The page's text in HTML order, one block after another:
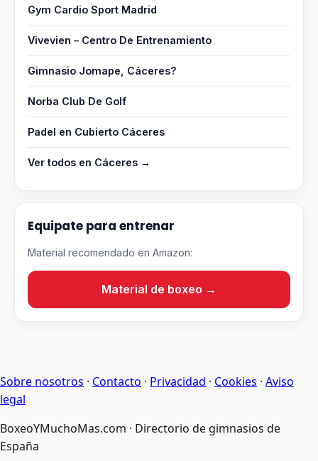
Gym Cardio Sport Madrid
Vivevien – Centro De Entrenamiento
Gimnasio Jomape, Cáceres?
Norba Club De Golf
Padel en Cubierto Cáceres
Ver todos en Cáceres →
Equipate para entrenar
Material recomendado en Amazon:
Material de boxeo →
Sobre nosotros · Contacto · Privacidad · Cookies · Aviso
legal
BoxeoYMuchoMas.com · Directorio de gimnasios de
España